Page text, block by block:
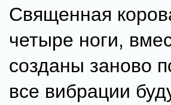
Священная
четыре ноги,
созданы заново
все вибрации